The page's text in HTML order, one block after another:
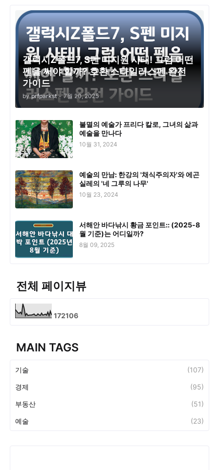
갤럭시Z폴드7, S펜 미지원 사태! 그럼 어떤
펜을 써야 할까? 호환 스타일러스펜 완전
가이드
by prfparkst - 7월 20, 2025
불멸의 예술가 프리다 칼로, 그녀의 삶과
예술을 만나다
10월 31, 2024
예술의 만남: 한강의 '채식주의자'와 에곤
실레의 '네 그루의 나무'
10월 23, 2024
서해안 바다낚시 황금 포인트:: (2025-8
월 기준)는 어디일까?
8월 09, 2025
전체 페이지뷰
172106
MAIN TAGS
기술 (107)
경제 (95)
부동산 (51)
예술 (23)